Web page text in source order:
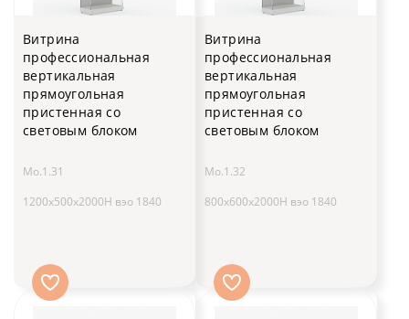
Витрина
профессиональная
вертикальная
прямоугольная
пристенная со
световым блоком
Мо.1.31
1200х500х2000H вэо 1840
Витрина
профессиональная
вертикальная
прямоугольная
пристенная со
световым блоком
Мо.1.32
800х600х2000H вэо 1840